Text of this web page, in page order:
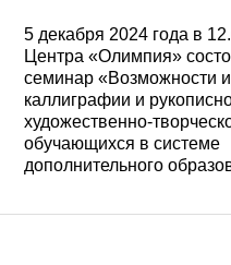
5 декабря 2024 года в
Центра «Олимпия»
семинар «Возможности
каллиграфии и
художественно-
обучающихся в системе
дополнительного